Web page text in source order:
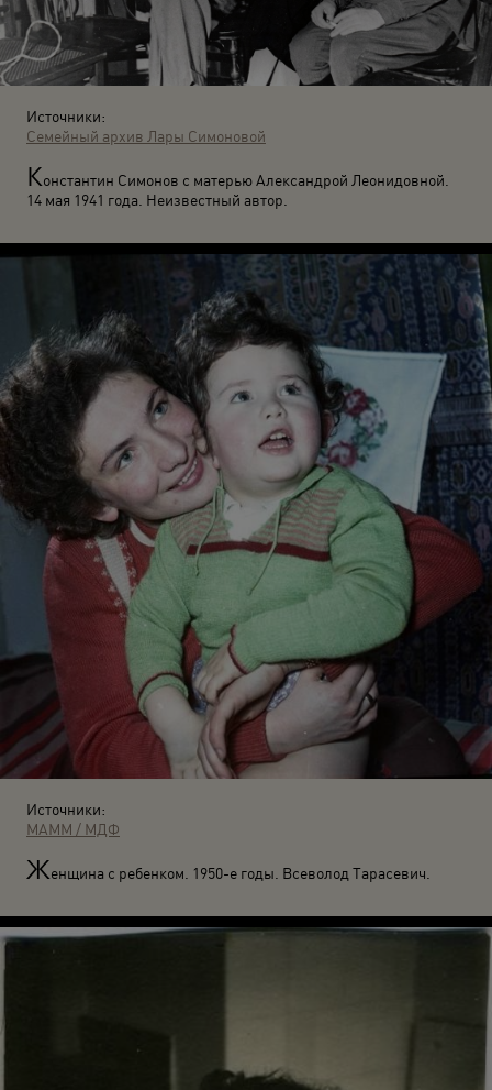
Источники:
Семейный архив Лары Симоновой
Константин Симонов с матерью Александрой Леонидовной.
14 мая 1941 года. Неизвестный автор.
Источники:
МАММ / МДФ
Женщина с ребенком. 1950-е годы. Всеволод Тарасевич.